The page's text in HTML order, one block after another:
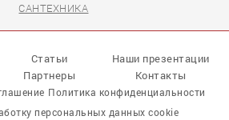
САНТЕХНИКА
Статьи
Наши презентации
Партнеры Контакты
Политика конфиденциальности
персональных данных cookie